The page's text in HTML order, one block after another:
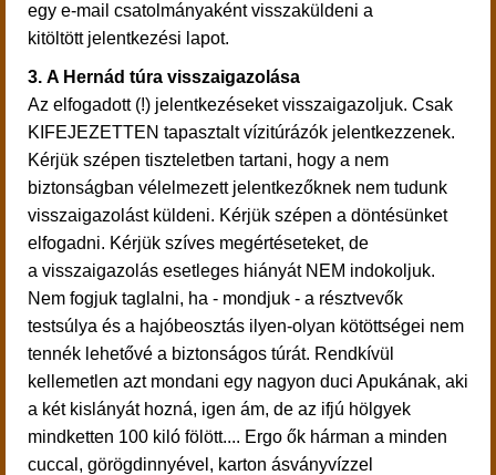
egy e-mail csatolmányaként visszaküldeni a
kitöltött jelentkezési lapot.
3. A Hernád túra visszaigazolása
Az elfogadott (!) jelentkezéseket visszaigazoljuk. Csak
KIFEJEZETTEN tapasztalt vízitúrázók jelentkezzenek.
Kérjük szépen tiszteletben tartani, hogy a nem
biztonságban vélelmezett jelentkezőknek nem tudunk
visszaigazolást küldeni. Kérjük szépen a döntésünket
elfogadni. Kérjük szíves megértéseteket, de
a visszaigazolás esetleges hiányát NEM indokoljuk.
Nem fogjuk taglalni, ha - mondjuk - a résztvevők
testsúlya és a hajóbeosztás ilyen-olyan kötöttségei nem
tennék lehetővé a biztonságos túrát. Rendkívül
kellemetlen azt mondani egy nagyon duci Apukának, aki
a két kislányát hozná, igen ám, de az ifjú hölgyek
mindketten 100 kiló fölött.... Ergo ők hárman a minden
cuccal, görögdinnyével, karton ásványvízzel